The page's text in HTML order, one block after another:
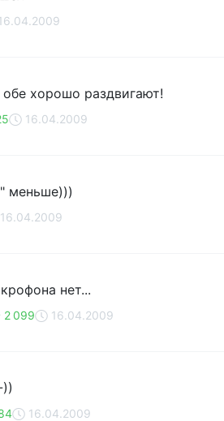
хорошо раздвигают!
16.04.2009
меньше)))
16.04.2009
нет...
2 099 16.04.2009
16.04.2009